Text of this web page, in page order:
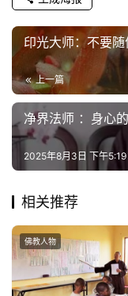
印光大师：不要
上一篇
净界法师 ：身心
2025年8月3日 下午5:19
相关推荐
佛教人物